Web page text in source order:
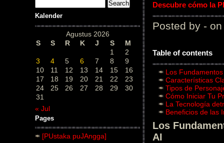
Kalender
Agustus 2026
S
S R K J S
M
1
2
3
4 5 6 7 8
9
10
11 12 13 14 15
16
17
18 19 20 21 22
23
24
25 26 27 28 29
30
31
« Jul
Pages
[PUstaka puJAngga]
Descubre cómo la
Posted by - on
Table of contents
Los
Características
Tipos de
Cómo Iniciar Tu
La Tecnología
Beneficios de las
Los
AI